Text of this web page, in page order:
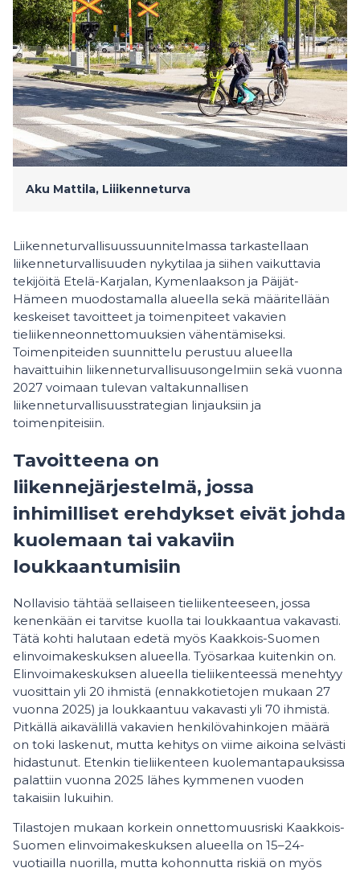
Aku Mattila, Liiikenneturva
Liikenneturvallisuussuunnitelmassa tarkastellaan
liikenneturvallisuuden nykytilaa ja siihen vaikuttavia
tekijöitä Etelä-Karjalan, Kymenlaakson ja Päijät-
Hämeen muodostamalla alueella sekä määritellään
keskeiset tavoitteet ja toimenpiteet vakavien
tieliikenneonnettomuuksien vähentämiseksi.
Toimenpiteiden suunnittelu perustuu alueella
havaittuihin liikenneturvallisuusongelmiin sekä vuonna
2027 voimaan tulevan valtakunnallisen
liikenneturvallisuusstrategian linjauksiin ja
toimenpiteisiin.
Tavoitteena on
liikennejärjestelmä, jossa
inhimilliset erehdykset eivät johda
kuolemaan tai vakaviin
loukkaantumisiin
Nollavisio tähtää sellaiseen tieliikenteeseen, jossa
kenenkään ei tarvitse kuolla tai loukkaantua vakavasti.
Tätä kohti halutaan edetä myös Kaakkois-Suomen
elinvoimakeskuksen alueella. Työsarkaa kuitenkin on.
Elinvoimakeskuksen alueella tieliikenteessä menehtyy
vuosittain yli 20 ihmistä (ennakkotietojen mukaan 27
vuonna 2025) ja loukkaantuu vakavasti yli 70 ihmistä.
Pitkällä aikavälillä vakavien henkilövahinkojen määrä
on toki laskenut, mutta kehitys on viime aikoina selvästi
hidastunut. Etenkin tieliikenteen kuolemantapauksissa
palattiin vuonna 2025 lähes kymmenen vuoden
takaisiin lukuihin.
Tilastojen mukaan korkein onnettomuusriski Kaakkois-
Suomen elinvoimakeskuksen alueella on 15–24-
vuotiailla nuorilla, mutta kohonnutta riskiä on myös